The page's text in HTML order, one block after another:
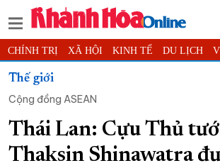
CHÍNH TRỊ XÃ HỘI KINH TẾ DU LỊCH
THỂ THAO
KHOA HỌC - CÔNG NGHỆ
THẾ GIỚI MULTIMEDIA VIDEO ĐỌC BÁO
PODCAST THÔNG TIN - QUẢNG CÁO
Thế giới
Cộng đồng ASEAN
Thái Lan: Cựu Thủ
Thaksin Shinawatra